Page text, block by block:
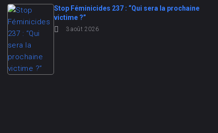
Stop Féminicides 237 : “Qui sera la prochaine
victime ?”
3 août 2026